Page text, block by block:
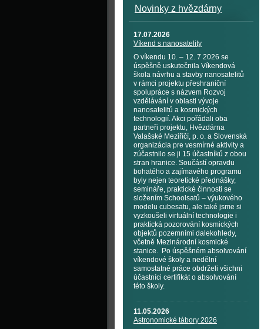
Novinky z hvězdárny
17.07.2026
Víkend s nanosatelity
O víkendu 10. – 12. 7 2026 se
úspěšně uskutečnila Víkendová
škola návrhu a stavby nanosatelitů
v rámci projektu přeshraniční
spolupráce s názvem Rozvoj
vzdělávání v oblasti vývoje
nanosatelitů a kosmických
technologií. Akci pořádali oba
partneři projektu, Hvězdárna
Valašské Meziříčí, p. o. a Slovenská
organizácia pre vesmírné aktivity a
zúčastnilo se ji 15 účastníků z obou
stran hranice. Součástí opravdu
bohatého a zajímavého programu
byly nejen teoretické přednášky,
semináře, praktické činnosti se
složením Schoolsatů – výukového
modelu cubesatu, ale také jsme si
vyzkoušeli virtuální technologie i
praktická pozorování kosmických
objektů pozemními dalekohledy,
včetně Mezinárodní kosmické
stanice. Po úspěšném absolvování
víkendové školy a nedělní
samostatné práce obdrželi všichni
účastníci certifikát o absolvování
této školy.
11.05.2026
Astronomické tábory 2026